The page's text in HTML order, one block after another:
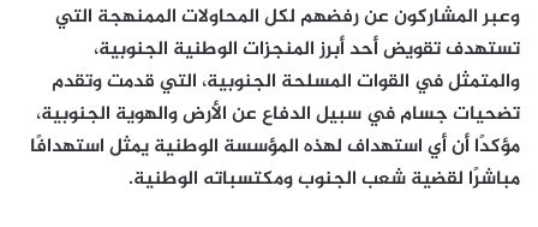
وعبر المشاركون عن رفضهم لكل المحاولات الممنهجة التي
تستهدف تقويض أحد أبرز المنجزات الوطنية الجنوبية،
والمتمثل في القوات المسلحة الجنوبية، التي قدمت وتقدم
تضحيات جسام في سبيل الدفاع عن الأرض والهوية الجنوبية،
مؤكدًا أن أي استهداف لهذه المؤسسة الوطنية يمثل استهدافًا
مباشرًا لقضية شعب الجنوب ومكتسباته الوطنية.